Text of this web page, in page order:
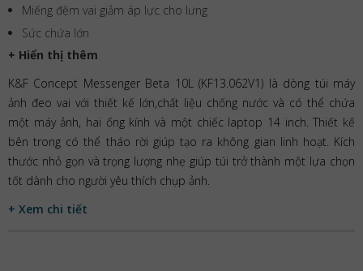
Miếng đệm vai giảm áp lực cho lưng
Sức chứa lớn
+ Hiển thị thêm
K&F Concept Messenger Beta 10L (KF13.062V1) là dòng túi máy
ảnh đeo vai với thiết kế lớn,chất liệu chống nước và có thể chứa
một máy ảnh, hai ống kính và một chiếc laptop 14 inch. Thiết kế
bên trong có thể tháo rời giúp tạo ra không gian linh hoạt. Kích
thước nhỏ gọn và trọng lượng nhẹ giúp túi trở thành một lựa chọn
tốt dành cho người yêu thích chụp ảnh.
+ Xem chi tiết